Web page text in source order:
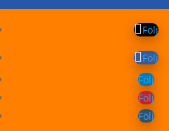
Följ
Följ
Följ
Följ
Följ